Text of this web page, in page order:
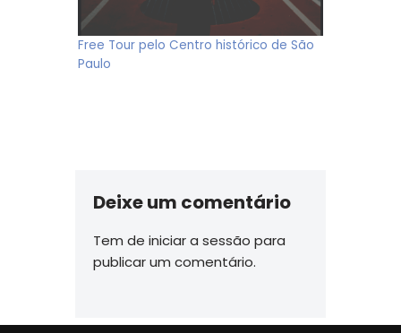
Free Tour pelo Centro histórico de São
Paulo
Deixe um comentário
Tem de iniciar a sessão para
publicar um comentário.